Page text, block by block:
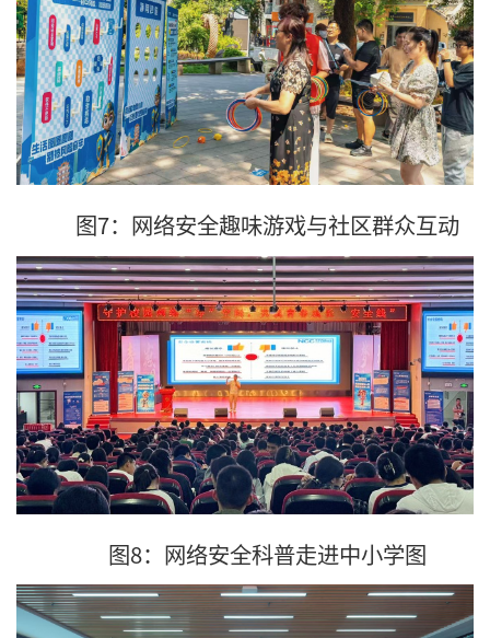
图7：网络安全趣味游戏与社区群众互动
图8：网络安全科普走进中小学图